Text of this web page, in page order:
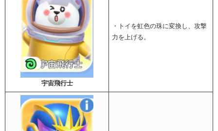
宇宙飛行士
・トイを虹色の珠に変換し、攻撃
力を上げる。